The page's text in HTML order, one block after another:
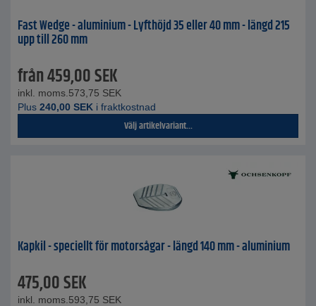
Fast Wedge - aluminium - Lyfthöjd 35 eller 40 mm - längd 215
upp till 260 mm
från459,00SEK
inkl. moms. 573,75 SEK
Plus 240,00 SEK i fraktkostnad
Välj artikelvariant...
Kapkil - speciellt för motorsågar - längd 140 mm - aluminium
475,00SEK
inkl. moms. 593,75 SEK